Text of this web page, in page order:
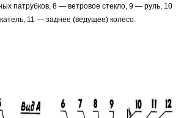
патрубков, 8 — ветровое стекло, 9 — руль, 10
11 — заднее (ведущее) колесо.